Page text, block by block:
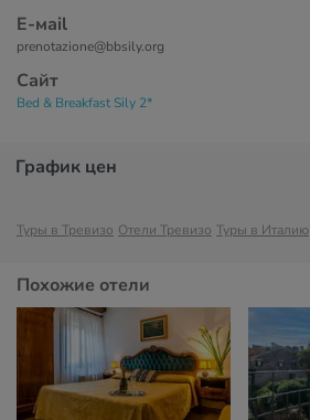
Е-маil
prenotazione@bbsily.org
Сайт
Bed & Breakfast Sily 2*
График цен
Туры в Тревизо Отели Тревизо Туры в Италию
Похожие отели